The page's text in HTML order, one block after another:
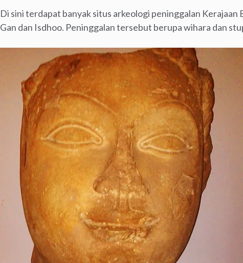
Di sini terdapat banyak situs arkeologi peninggalan
Gan dan Isdhoo. Peninggalan tersebut berupa wihara dan